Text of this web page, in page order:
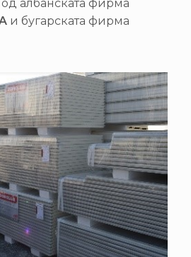
албанската фирма
и бугарската фирма